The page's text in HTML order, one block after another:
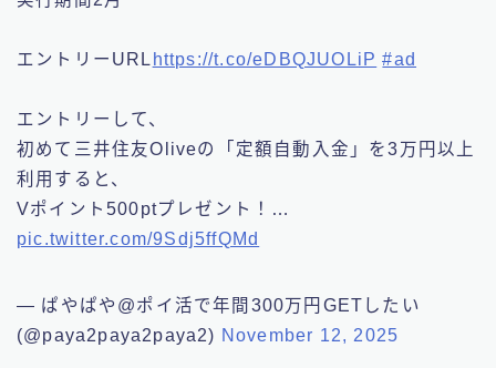
エントリーURL https://t.co/eDBQJUOLiP #ad
エントリーして、
初めて三井住友Oliveの「定額自動入金」を3万円以上
利用すると、
Vポイント500ptプレゼント！…
pic.twitter.com/9Sdj5ffQMd
— ぱやぱや@ポイ活で年間300万円GETしたい
(@paya2paya2paya2) November 12, 2025